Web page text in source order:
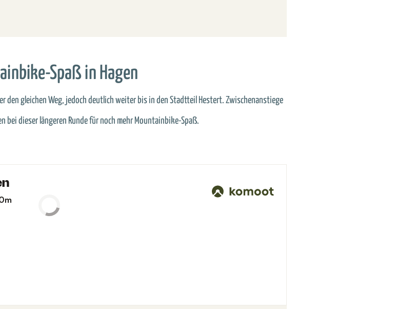
Spaß in Hagen
den gleichen Weg, jedoch deutlich weiter bis in den Stadtteil Hestert. Zwischenanstiege
bei dieser längeren Runde für noch mehr Mountainbike-Spaß.